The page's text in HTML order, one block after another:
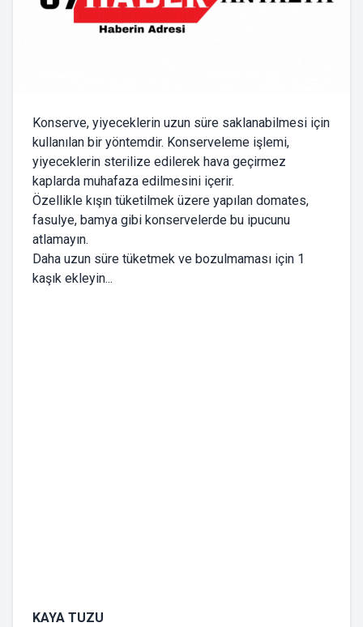
Konserve, yiyeceklerin uzun süre saklanabilmesi için
kullanılan bir yöntemdir. Konserveleme işlemi,
yiyeceklerin sterilize edilerek hava geçirmez
kaplarda muhafaza edilmesini içerir.
Özellikle kışın tüketilmek üzere yapılan domates,
fasulye, bamya gibi konservelerde bu ipucunu
atlamayın.
Daha uzun süre tüketmek ve bozulmaması için 1
kaşık ekleyin...
KAYA TUZU